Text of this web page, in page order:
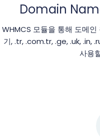
Domain
WHMCS 모듈을 통해 도메인
기, .tr, .com.tr, .ge, .uk, .in,
사용